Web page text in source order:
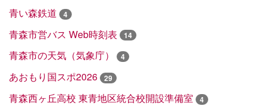
青い森鉄道 4
青森市営バス Web時刻表 14
青森市の天気（気象庁） 4
あおもり国スポ2026 29
青森西ヶ丘高校 東青地区統合校開設準備室 4